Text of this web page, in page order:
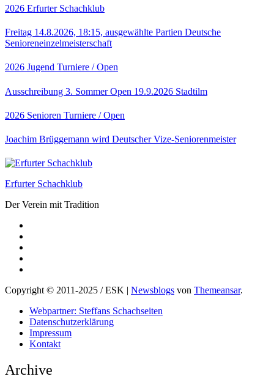
2026 Erfurter Schachklub
Freitag 14.8.2026, 18:15, ausgewählte Partien Deutsche
Senioreneinzelmeisterschaft
2026 Jugend Turniere / Open
Ausschreibung 3. Sommer Open 19.9.2026 Stadtilm
2026 Senioren Turniere / Open
Joachim Brüggemann wird Deutscher Vize-Seniorenmeister
Erfurter Schachklub
Der Verein mit Tradition
Copyright © 2011-2025 / ESK Newsblogs von Themeansar.
Webpartner: Steffans Schachseiten
Datenschutzerklärung
Impressum
Kontakt
Archive